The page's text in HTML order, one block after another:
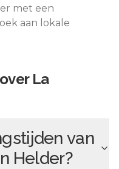
met een
aan lokale
La
van
Helder?